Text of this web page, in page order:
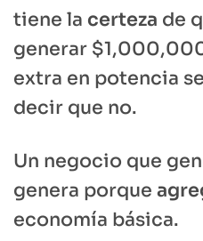
tiene la certeza de
generar
extra en potencia
decir que no.
Un negocio que
genera porque
economía básica.